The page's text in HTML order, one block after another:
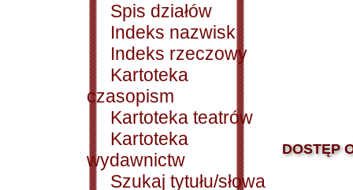
Spis działów
Indeks nazwisk
Indeks rzeczowy
Kartoteka
czasopism
Kartoteka teatrów
Kartoteka
wydawnictw
Szukaj tytułu/słowa
DOSTĘP